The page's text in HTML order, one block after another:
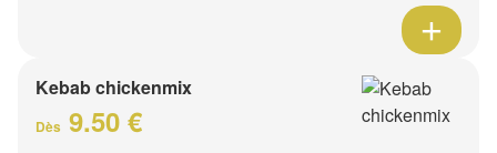
Kebab chickenmix
Dès 9.50 €